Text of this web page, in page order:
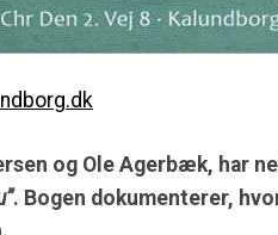
og Ole Agerbæk, har
. Bogen dokumenterer,